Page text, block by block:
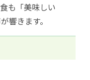
も「美味しい
響きます。